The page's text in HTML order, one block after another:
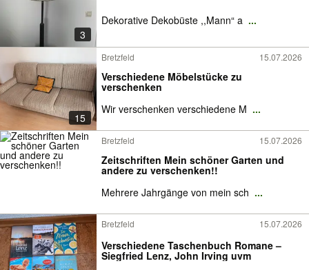
3
Dekorative Dekobüste ,,Mann“ a ...
15
Bretzfeld 15.07.2026
Verschiedene Möbelstücke zu
verschenken
Wir verschenken verschiedene M ...
Bretzfeld 15.07.2026
Zeitschriften Mein schöner Garten und
andere zu verschenken!!
Mehrere Jahrgänge von mein sch ...
Bretzfeld 15.07.2026
Verschiedene Taschenbuch Romane –
Siegfried Lenz, John Irving uvm